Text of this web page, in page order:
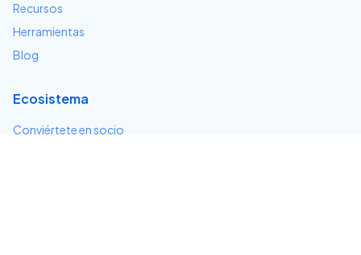
Recursos
Herramientas
Blog
Ecosistema
Conviértete en socio